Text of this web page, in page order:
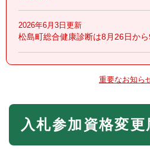
2026年6月3日更新
松島町総合健康診断は8月26日か
重要なお知ら
本
入札参加資格変更